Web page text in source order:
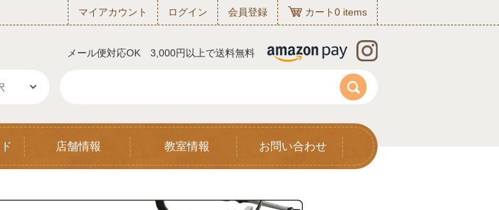
マイアカウント ログイン 会員登録 カート0 items
メール便対応OK 3,000円以上で送料無料
店舗情報 教室情報 お問い合わせ